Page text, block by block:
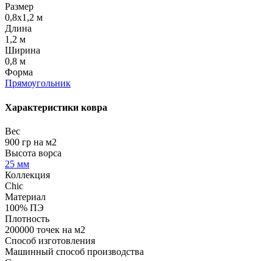
Размер
0,8x1,2 м
Длина
1,2 м
Ширина
0,8 м
Форма
Прямоугольник
Характеристики ковра
Вес
900 гр на м2
Высота ворса
25 мм
Коллекция
Chic
Материал
100% ПЭ
Плотность
200000 точек на м2
Способ изготовления
Машинный способ производства